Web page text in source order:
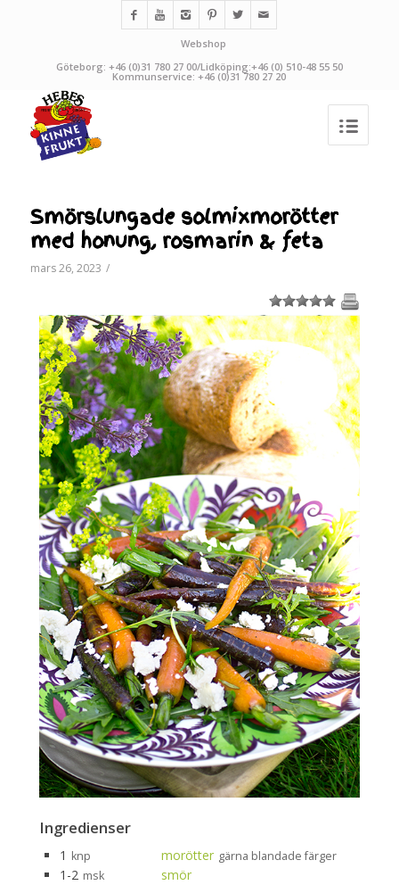
Webshop
Göteborg: +46 (0)31 780 27 00/Lidköping:+46 (0) 510-48 55 50
Kommunservice: +46 (0)31 780 27 20
Smörslungade solmixmorötter
med honung, rosmarin & feta
mars 26, 2023 /
1 2 3 4 5
Ingredienser
1 knp morötter gärna blandade färger
1-2 msk
smör